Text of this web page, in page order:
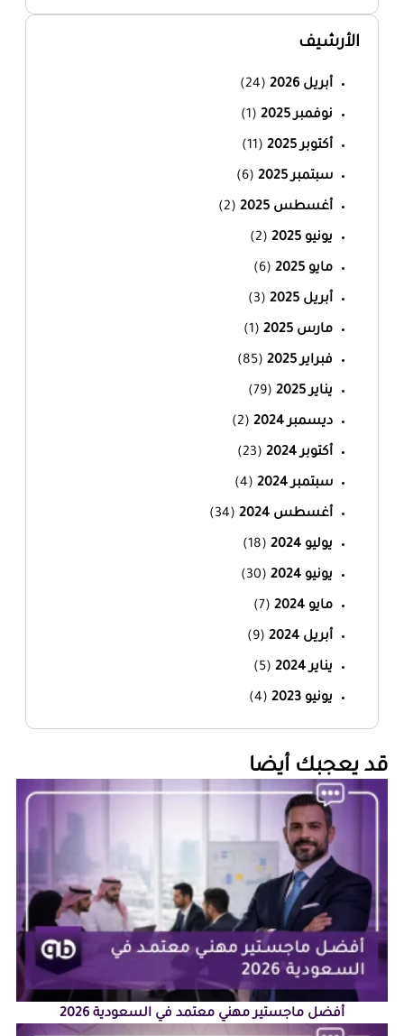
الأرشيف
أبريل 2026 (24)
نوفمبر 2025 (1)
أكتوبر 2025 (11)
سبتمبر 2025 (6)
أغسطس 2025 (2)
يونيو 2025 (2)
مايو 2025 (6)
أبريل 2025 (3)
مارس 2025 (1)
فبراير 2025 (85)
يناير 2025 (79)
ديسمبر 2024 (2)
أكتوبر 2024 (23)
سبتمبر 2024 (4)
أغسطس 2024 (34)
يوليو 2024 (18)
يونيو 2024 (30)
مايو 2024 (7)
أبريل 2024 (9)
يناير 2024 (5)
يونيو 2023 (4)
‏قد يعجبك أيضا‏
أفضل ماجستير مهني معتمد في السعودية 2026